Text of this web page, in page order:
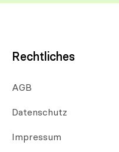
Rechtliches
AGB
Datenschutz
Impressum